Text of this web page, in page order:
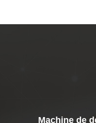
Machine de